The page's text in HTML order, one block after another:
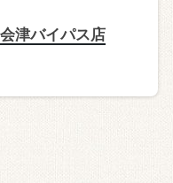
津バイパス店